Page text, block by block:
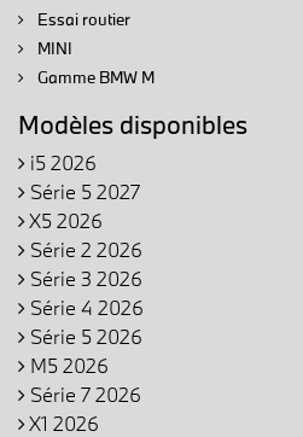
Essai routier
MINI
Gamme BMW M
Modèles disponibles
i5 2026
Série 5 2027
X5 2026
Série 2 2026
Série 3 2026
Série 4 2026
Série 5 2026
M5 2026
Série 7 2026
X1 2026